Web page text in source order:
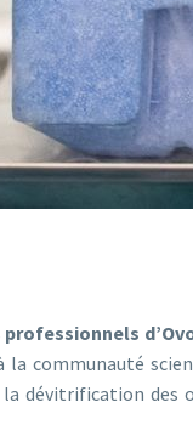
professionnels
la communauté
dévitrification des